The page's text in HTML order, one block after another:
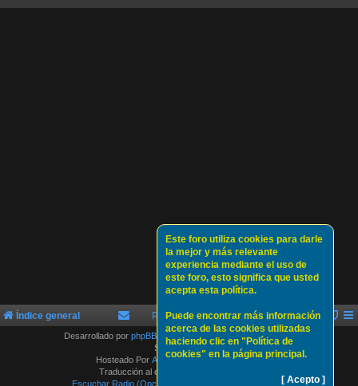
Este foro utiliza cookies para darle
la mejor y más relevante
experiencia mediante el uso de
este foro, esto significa que usted
acepta esta política.
Puede encontrar más información
acerca de las cookies utilizadas
haciendo clic en "Política de
cookies" en la página principal.
[ Acepto ]
Índice general Sobre nosotros
Política de Cookies
Desarrollado por phpBB ® Forum Software © phpBB Limited
Style byArty
Hosteado Por ATLAS-SERVER HOSTING.
Traducción al español por
Escuchar Radio (Opción 1)
Escuchar Radio (Opción 2)